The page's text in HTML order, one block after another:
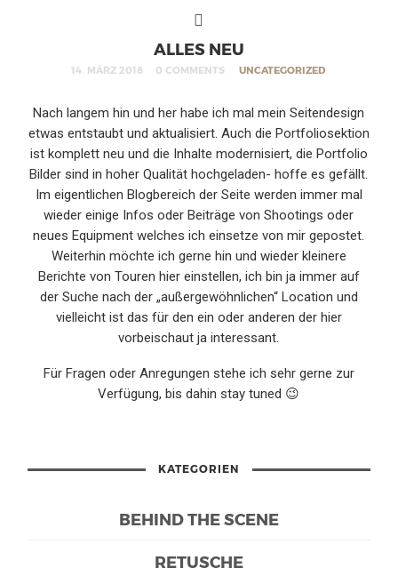
ALLES NEU
14. MÄRZ 2018 0 COMMENTS UNCATEGORIZED
Nach langem hin und her habe ich mal mein Seitendesign
etwas entstaubt und aktualisiert. Auch die Portfoliosektion
ist komplett neu und die Inhalte modernisiert, die Portfolio
Bilder sind in hoher Qualität hochgeladen- hoffe es gefällt.
Im eigentlichen Blogbereich der Seite werden immer mal
wieder einige Infos oder Beiträge von Shootings oder
neues Equipment welches ich einsetze von mir gepostet.
Weiterhin möchte ich gerne hin und wieder kleinere
Berichte von Touren hier einstellen, ich bin ja immer auf
der Suche nach der „außergewöhnlichen“ Location und
vielleicht ist das für den ein oder anderen der hier
vorbeischaut ja interessant.
Für Fragen oder Anregungen stehe ich sehr gerne zur
Verfügung, bis dahin stay tuned 😉
KATEGORIEN
BEHIND THE SCENE
RETUSCHE